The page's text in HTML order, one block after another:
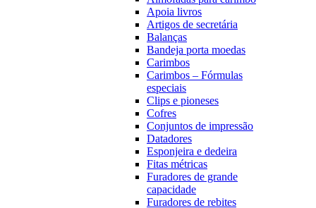
Apoia livros
Artigos de secretária
Balanças
Bandeja porta moedas
Carimbos
Carimbos – Fórmulas
especiais
Clips e pioneses
Cofres
Conjuntos de impressão
Datadores
Esponjeira e dedeira
Fitas métricas
Furadores de grande
capacidade
Furadores de rebites